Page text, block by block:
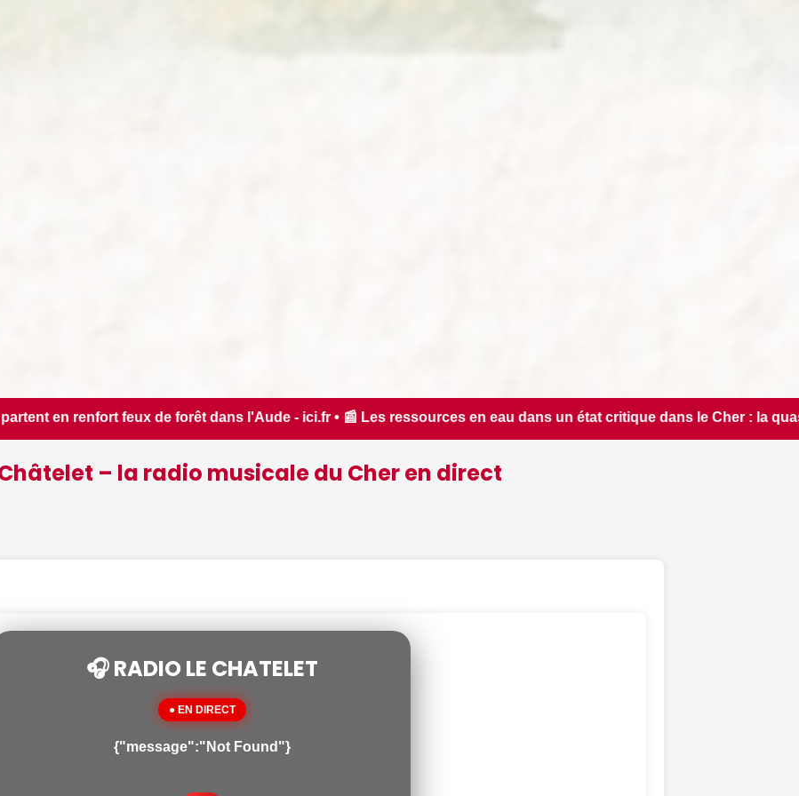
ressources en eau dans un état critique dans le Cher : la quasi-totalité du département placée en situation
– la radio musicale du Cher en direct
🎧 RADIO LE CHATELET
● EN DIRECT
{"message":"Not Found"}